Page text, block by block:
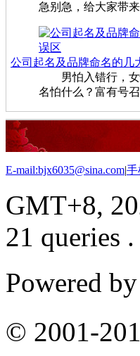
急别急，给大家带
公司起名及品牌命名的几
男怕入错行，女
名怕什么？富有号
E-mail:bjx6035@sina.com|手
GMT+8,
21 queries .
Powered
© 2001-